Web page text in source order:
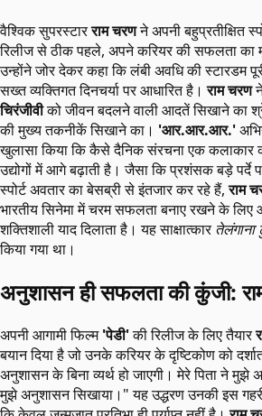
वैश्विक सुपरस्टारराम चरणने अपनी बहुप्रतीक्षित
रिलीज से ठीक पहले, अपने करियर की सफलता का
उन्होंने जोर देकर कहा कि लंबी अवधि की स्टारडम
सख्त व्यक्तिगत दिनचर्या पर आधारित है।राम चरण
चिरंजीवीको जीवन बदलने वाली आदतें सिखाने का
की मुख्य तकनीकें सिखाने का। 'आर.आर.आर.'
खुलासा किया कि कैसे दैनिक संरचना एक कलाकार
उद्योगों में आगे बढ़ाती है। जैसा कि प्रशंसक बड़े पर्दे
स्पोर्ट अवतार का बेसब्री से इंतजार कर रहे हैं,राम
भारतीय सिनेमा में चरम सफलता बनाए रखने के
शक्तिशाली याद दिलाता है। यह साक्षात्कार
किया गया था।
अनुशासन ही सफलता की कुंजी:
अपनी आगामी फिल्म'पेडी'की रिलीज के लिए तैयार
बयान दिया है जो उनके करियर के दृष्टिकोण को
अनुशासन के बिना व्यर्थ हो जाएगी। मेरे पिता ने मुझे
मुझे अनुशासन सिखाया।" यह उद्धरण उनकी इस